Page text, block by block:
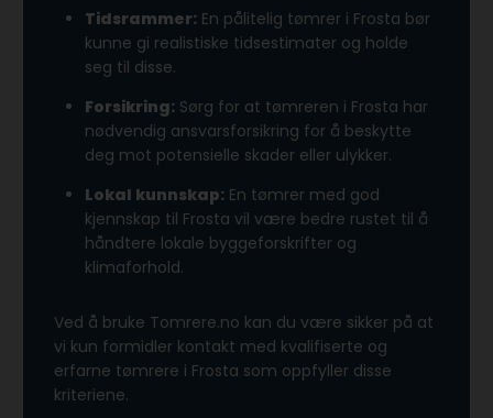
Tidsrammer: En pålitelig tømrer i Frosta bør
kunne gi realistiske tidsestimater og holde
seg til disse.
Forsikring: Sørg for at tømreren i Frosta har
nødvendig ansvarsforsikring for å beskytte
deg mot potensielle skader eller ulykker.
Lokal kunnskap: En tømrer med god
kjennskap til Frosta vil være bedre rustet til å
håndtere lokale byggeforskrifter og
klimaforhold.
Ved å bruke Tomrere.no kan du være sikker på at
vi kun formidler kontakt med kvalifiserte og
erfarne tømrere i Frosta som oppfyller disse
kriteriene.